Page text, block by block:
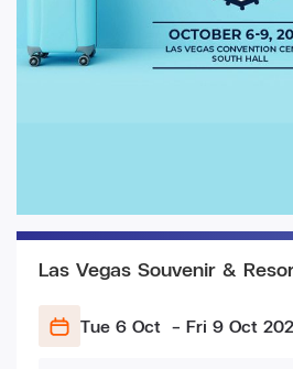
Las Vegas Souvenir &
Tue 6 Oct - Fri 9 Oct